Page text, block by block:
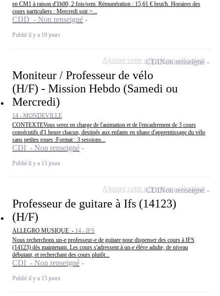
en CM1 à raison d'1h00, 2 fois/sem. Rémunération : 15,61 € brut/h. Horaires des
cours particuliers : Mercredi soir >...
CDD - Non renseigné
Publié il y a 10 jours
Moniteur / Professeur de vélo
(H/F) - Mission Hebdo (Samedi ou
Mercredi)
14 - MONDEVILLE
CONTEXTEVous serez en charge de l'animation et de l'encadrement de 3 cours
consécutifs d'1 heure chacun, destinés aux enfants en phase d'apprentissage du vélo
sans petites roues :Format : 3 sessions...
CDI - Non renseigné
Publié il y a 13 jours
CDINon renseigné
Ajouter cette offre à ma sélection
Professeur de guitare à Ifs (14123)
(H/F)
ALLEGRO MUSIQUE - 14 - IFS
Nous recherchons un-e professeur-e de guitare pour dispenser des cours à IFS
(14123) dès maintenant. Les cours s'adressent à un-e élève adulte, de niveau
débutant, et recherchant des cours plutôt...
CDI - Non renseigné
Publié il y a 15 jours
CDINon renseigné
Ajouter cette offre à ma sélection